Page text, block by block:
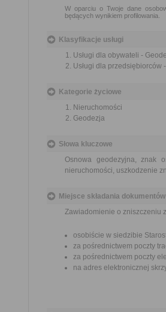
W oparciu o Twoje dane
będących wynikiem profilowania.
Klasyfikacje usługi
Usługi dla obywateli -
Usługi dla przedsiębiorców
Kategorie życiowe
Nieruchomości
Geodezja
Słowa kluczowe
Osnowa geodezyjna, znak
nieruchomości, uszkodzenie
Miejsce składania dokumentów
Zawiadomienie o zniszczeniu
osobiście w siedzibie
za pośrednictwem poczty
za pośrednictwem poczty
na adres elektronicznej